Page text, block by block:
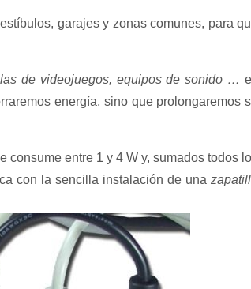
garajes y zonas comunes, para
de videojuegos, equipos de sonido …
energía, sino que prolongaremos
consume entre 1 y 4 W y, sumados todos
con la sencilla instalación de una